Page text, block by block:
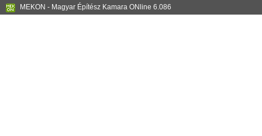
MEKON - Magyar Építész Kamara ONline 6.086